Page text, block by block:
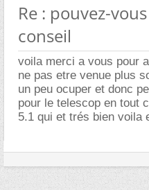
Re : pouvez-
conseil
voila merci a vous pour
ne pas etre venue plus
un peu ocuper et donc
pour le telescop en tout
5.1 qui et trés bien voila